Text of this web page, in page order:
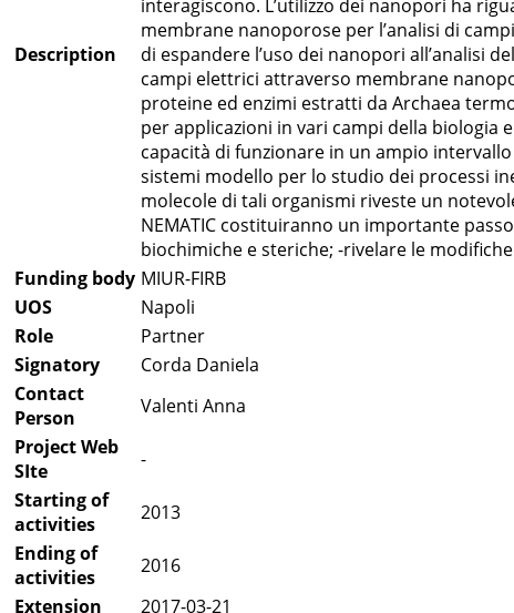
Description
interagiscono. L’utilizzo dei nanopori ha
membrane nanoporose per l’analisi di
di espandere l’uso dei nanopori all’analisi
campi elettrici attraverso membrane
proteine ed enzimi estratti da Archaea
per applicazioni in vari campi della biologia
capacità di funzionare in un ampio
sistemi modello per lo studio dei processi
molecole di tali organismi riveste un
NEMATIC costituiranno un importante
biochimiche e steriche; -rivelare le
Funding body MIUR-FIRB
UOS
Napoli
Role
Partner
Signatory
Corda Daniela
Contact
Person
Valenti Anna
Project Web
SIte
-
Starting of
activities
2013
Ending of
activities
2016
Extension
2017-03-21